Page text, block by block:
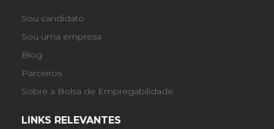
Sou candidato
Sou uma empresa
Blog
Parceiros
Sobre a Bolsa de Empregabilidade
LINKS RELEVANTES